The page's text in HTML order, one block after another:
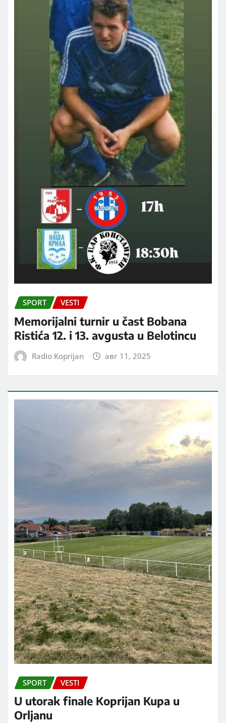
SPORT VESTI
Memorijalni turnir u čast Bobana
Ristića 12. i 13. avgusta u Belotincu
Radio Koprijan авг 11, 2025
SPORT VESTI
U utorak finale Koprijan Kupa u
Orljanu